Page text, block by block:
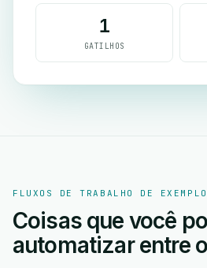
1
GATILHOS
FLUXOS DE TRABALHO DE EXEMPLO
Coisas que você
automatizar entre